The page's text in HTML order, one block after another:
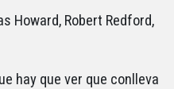
Howard, Robert Redford,
hay que ver que conlleva